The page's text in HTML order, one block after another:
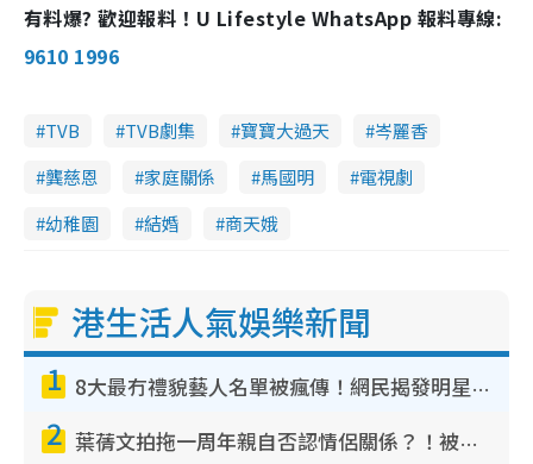
有料爆? 歡迎報料！U Lifestyle WhatsApp 報料專線:
9610 1996
TVB TVB劇集 寶寶大過天
岑麗香
龔慈恩
家庭關係 馬國明
電視劇
幼稚園
結婚 商天娥
港生活人氣娛樂新聞
1 8大最冇禮貌藝人名單被瘋傳！網民揭發明星真面目 一致數臭呢位係無品天花板？
2 葉蒨文拍拖一周年親自否認情侶關係？！被質疑感情造假竟稱GM「普通同事」